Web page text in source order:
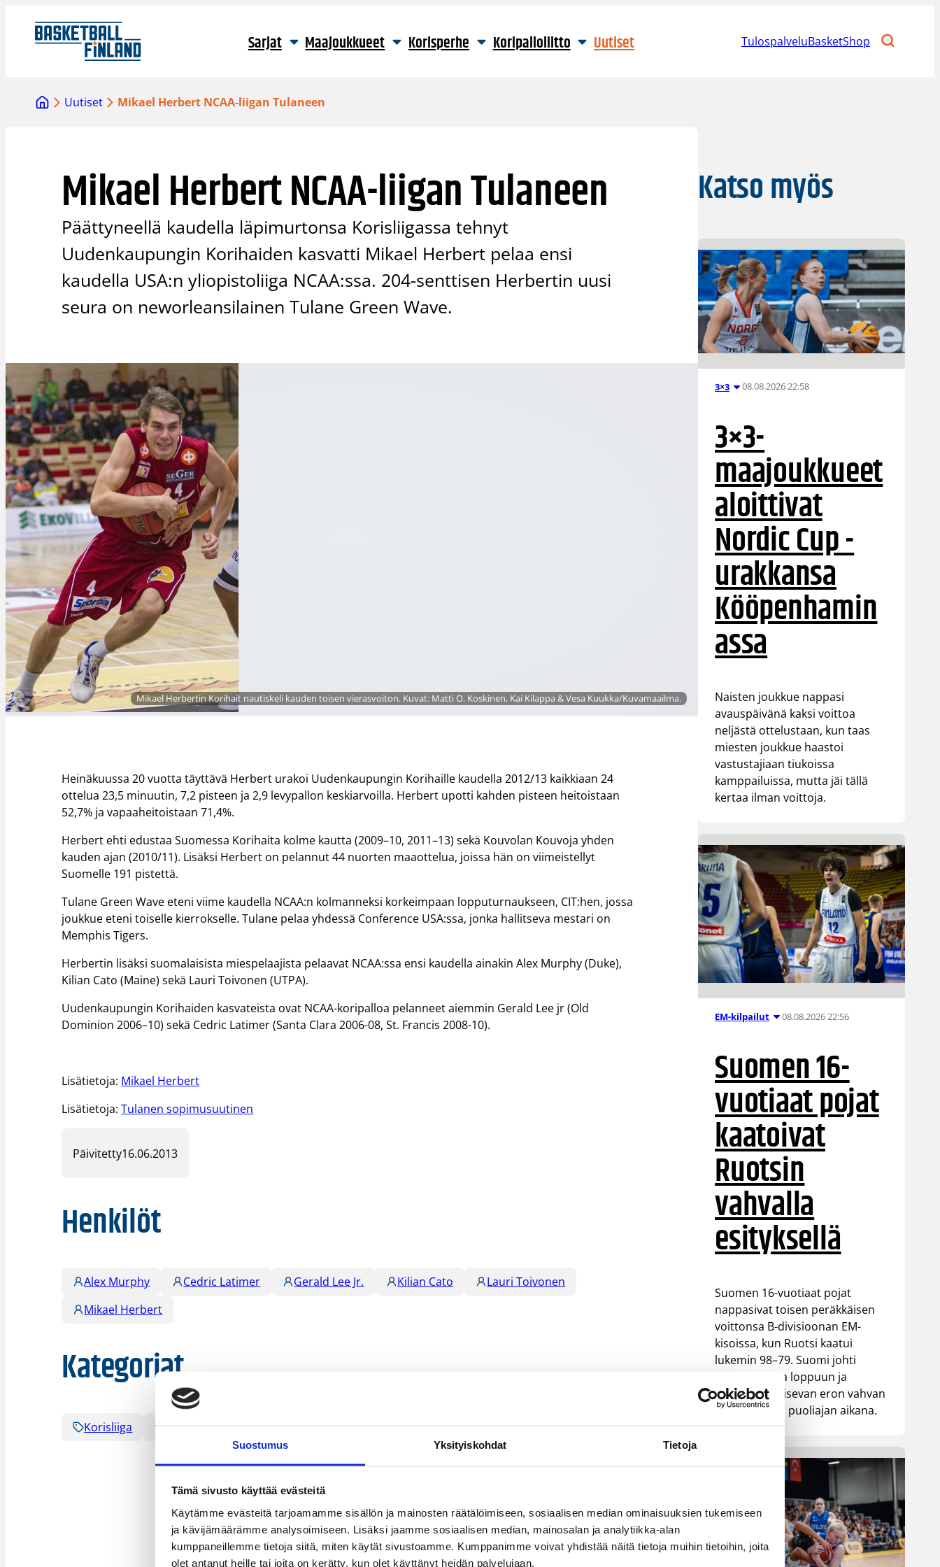
Suostumus Yksityiskohdat Tietoja
Tämä sivusto käyttää evästeitä
Käytämme evästeitä tarjoamamme sisällön ja mainosten räätälöimiseen, sosiaalisen median ominaisuuksien tukemiseen
ja kävijämäärämme analysoimiseen. Lisäksi jaamme sosiaalisen median, mainosalan ja analytiikka-alan
kumppaneillemme tietoja siitä, miten käytät sivustoamme. Kumppanimme voivat yhdistää näitä tietoja muihin tietoihin, joita
olet antanut heille tai joita on kerätty, kun olet käyttänyt heidän palvelujaan.
sisältöön
Sarjat Maajoukkueet Korisperhe Koripalloliitto Uutiset TulospalveluBasketShop
Uutiset Mikael Herbert NCAA-liigan Tulaneen
Mikael Herbert NCAA-liigan Tulaneen
Päättyneellä kaudella läpimurtonsa Korisliigassa tehnyt
Uudenkaupungin Korihaiden kasvatti Mikael Herbert pelaa ensi
kaudella USA:n yliopistoliiga NCAA:ssa. 204-senttisen Herbertin uusi
seura on neworleansilainen Tulane Green Wave.
Mikael Herbertin Korihait nautiskeli kauden toisen vierasvoiton. Kuvat: Matti O. Koskinen, Kai Kilappa & Vesa Kuukka/Kuvamaailma.
Heinäkuussa 20 vuotta täyttävä Herbert urakoi Uudenkaupungin Korihaille kaudella 2012/13 kaikkiaan 24
ottelua 23,5 minuutin, 7,2 pisteen ja 2,9 levypallon keskiarvoilla. Herbert upotti kahden pisteen heitoistaan
52,7% ja vapaaheitoistaan 71,4%.
Herbert ehti edustaa Suomessa Korihaita kolme kautta (2009–10, 2011–13) sekä Kouvolan Kouvoja yhden
kauden ajan (2010/11). Lisäksi Herbert on pelannut 44 nuorten maaottelua, joissa hän on viimeistellyt
Suomelle 191 pistettä.
Tulane Green Wave eteni viime kaudella NCAA:n kolmanneksi korkeimpaan lopputurnaukseen, CIT:hen, jossa
joukkue eteni toiselle kierrokselle. Tulane pelaa yhdessä Conference USA:ssa, jonka hallitseva mestari on
Memphis Tigers.
Herbertin lisäksi suomalaisista miespelaajista pelaavat NCAA:ssa ensi kaudella ainakin Alex Murphy (Duke),
Kilian Cato (Maine) sekä Lauri Toivonen (UTPA).
Uudenkaupungin Korihaiden kasvateista ovat NCAA-koripalloa pelanneet aiemmin Gerald Lee jr (Old
Dominion 2006–10) sekä Cedric Latimer (Santa Clara 2006-08, St. Francis 2008-10).
Lisätietoja: Mikael Herbert
Lisätietoja:Tulanen sopimusuutinen
Päivitetty16.06.2013
Henkilöt
Alex Murphy Cedric Latimer Gerald Lee Jr. Kilian Cato
Lauri Toivonen
Mikael Herbert
Kategoriat
Korisliiga
Katso myös
3×3 08.08.2026 22:58
3×3-
maajoukkueet
aloittivat
Nordic Cup -
urakkansa
Kööpenhamin
assa
Naisten joukkue nappasi
avauspäivänä kaksi voittoa
neljästä ottelustaan, kun taas
miesten joukkue haastoi
vastustajiaan tiukoissa
kamppailuissa, mutta jäi tällä
kertaa ilman voittoja.
EM-kilpailut 08.08.2026 22:56
Suomen 16-
vuotiaat pojat
kaatoivat
Ruotsin
vahvalla
esityksellä
Suomen 16-vuotiaat pojat
nappasivat toisen peräkkäisen
voittonsa B-divisioonan EM-
kisoissa, kun Ruotsi kaatui
lukemin 98–79. Suomi johti
ottelua alusta loppuun ja
rakensi ratkaisevan eron vahvan
ensimmäisen puoliajan aikana.